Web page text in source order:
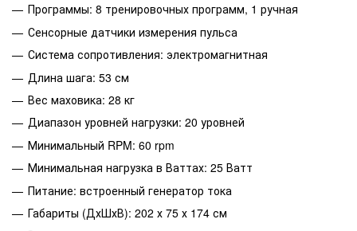
Программы: 8 тренировочных программ, 1 ручная
Сенсорные датчики измерения пульса
Система сопротивления: электромагнитная
Длина шага: 53 см
Вес маховика: 28 кг
Диапазон уровней нагрузки: 20 уровней
Минимальный RPM: 60 rpm
Минимальная нагрузка в Ваттах: 25 Ватт
Питание: встроенный генератор тока
Габариты (ДхШхВ): 202 х 75 х 174 см